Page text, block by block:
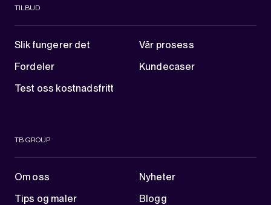
TILBUD
Slik fungerer det
Vår prosess
Fordeler
Kundecaser
Test oss kostnadsfritt
TB GROUP
Om oss
Nyheter
Tips og maler
Blogg